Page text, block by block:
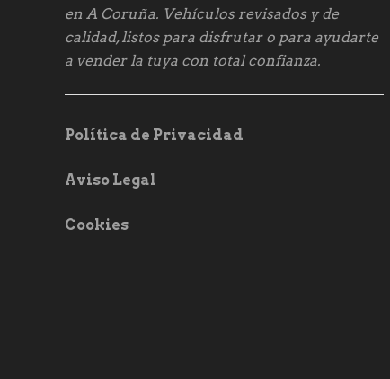
en A Coruña. Vehículos revisados y de
calidad, listos para disfrutar o para ayudarte
a vender la tuya con total confianza.
Política de Privacidad
Aviso Legal
Cookies